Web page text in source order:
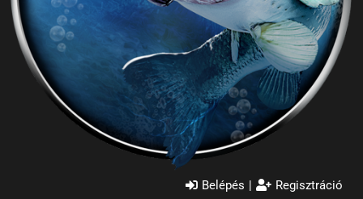
Belépés | Regisztráció